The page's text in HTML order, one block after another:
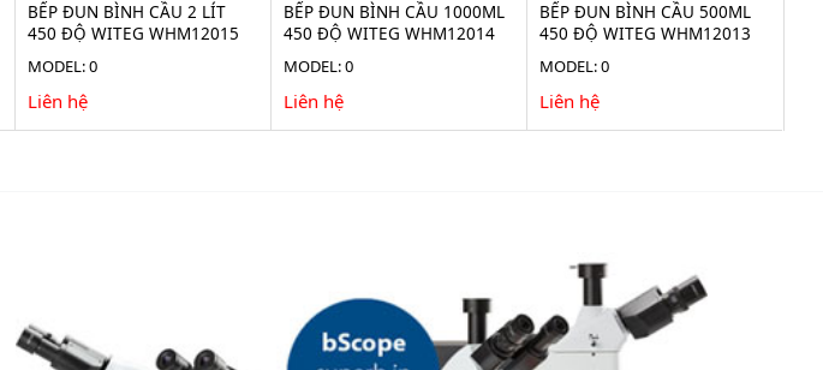
BẾP ĐUN BÌNH CẦU 2 LÍT
450 ĐỘ WITEG WHM12015
MODEL: 0
Liên hệ
BẾP ĐUN BÌNH CẦU 1000ML
450 ĐỘ WITEG WHM12014
MODEL: 0
Liên hệ
BẾP ĐUN BÌNH CẦU 500ML
450 ĐỘ WITEG WHM12013
MODEL: 0
Liên hệ